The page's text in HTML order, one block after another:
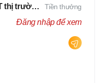
Teamleader Tuyển dụng IT thị trường Nhật
Tiền thưởng
Đăng nhập để xem